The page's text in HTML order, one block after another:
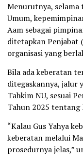
Menurutnya, selama
Umum,
Aam sebagai
ditetapkan Penjabat
organisasi yang
Bila ada keberatan
ditegaskannya, jalur
Tahkim NU, sesuai
Tahun 2025 tentang
“Kalau Gus Yahya
keberatan melalui
prosedurnya jelas,”